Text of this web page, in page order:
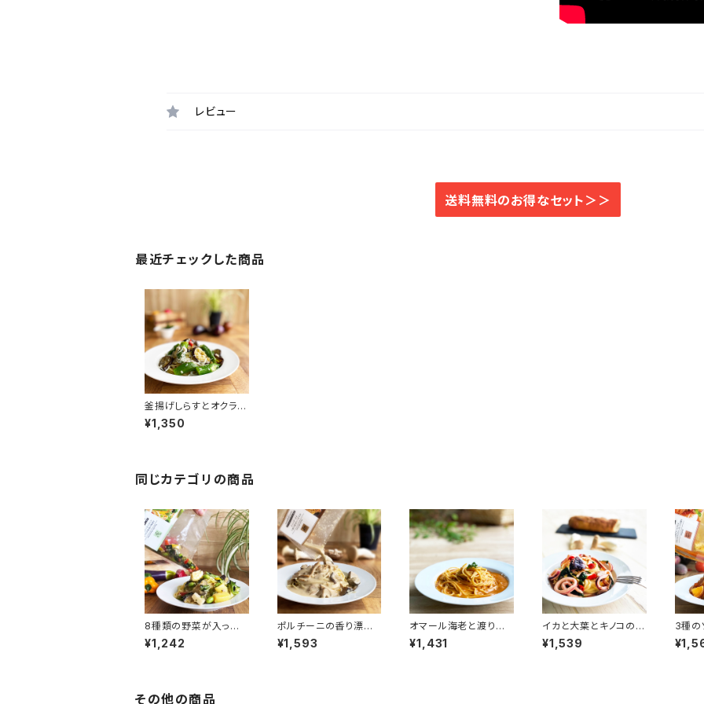
レビュー
送料無料のお得なセット＞＞
最近チェックした商品
釜揚げしらすとオクラと
焼きナスのパスタソース
¥1,350
同じカテゴリの商品
8種類の野菜が入った
ペペロンチーノソース
¥1,242
ポルチーニの香り漂う
クリームソース
¥1,593
オマール海老と渡り蟹
の濃厚クリームソース
¥1,431
イカと大葉とキノコの和
風ソース
¥1,539
3種の
ガイモ
（辛口
その他の商品